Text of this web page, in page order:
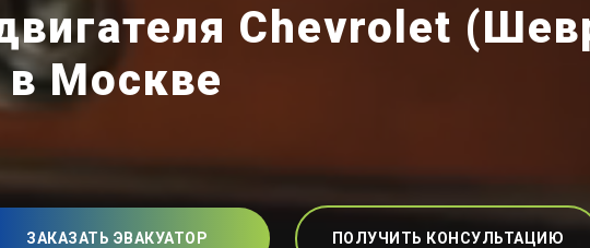
Chevrolet
в Москве
ЗАКАЗАТЬ ЭВАКУАТОР ПОЛУЧИТЬ КОНСУЛЬТАЦИЮ